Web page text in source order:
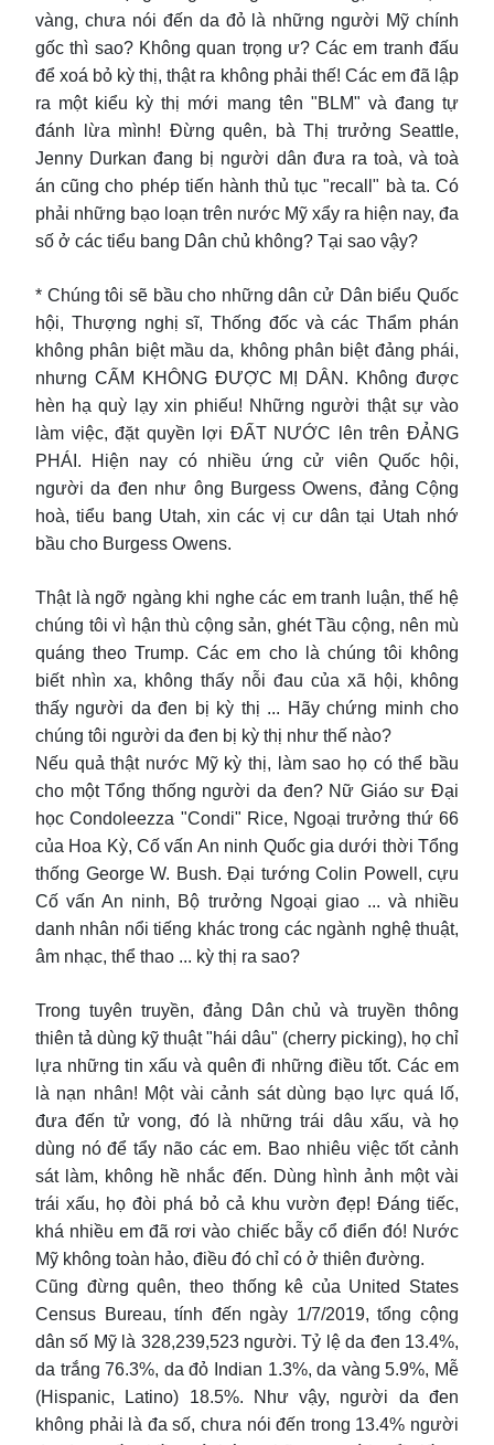
vàng, chưa nói đến da đỏ là những người Mỹ chính
gốc thì sao? Không quan trọng ư? Các em tranh đấu
để xoá bỏ kỳ thị, thật ra không phải thế! Các em đã lập
ra một kiểu kỳ thị mới mang tên "BLM" và đang tự
đánh lừa mình! Đừng quên, bà Thị trưởng Seattle,
Jenny Durkan đang bị người dân đưa ra toà, và toà
án cũng cho phép tiến hành thủ tục "recall" bà ta. Có
phải những bạo loạn trên nước Mỹ xẩy ra hiện nay, đa
số ở các tiểu bang Dân chủ không? Tại sao vậy?
* Chúng tôi sẽ bầu cho những dân cử Dân biểu Quốc
hội, Thượng nghị sĩ, Thống đốc và các Thẩm phán
không phân biệt mầu da, không phân biệt đảng phái,
nhưng CẤM KHÔNG ĐƯỢC MỊ DÂN. Không được
hèn hạ quỳ lạy xin phiếu! Những người thật sự vào
làm việc, đặt quyền lợi ĐẤT NƯỚC lên trên ĐẢNG
PHÁI. Hiện nay có nhiều ứng cử viên Quốc hội,
người da đen như ông Burgess Owens, đảng Cộng
hoà, tiểu bang Utah, xin các vị cư dân tại Utah nhớ
bầu cho Burgess Owens.
Thật là ngỡ ngàng khi nghe các em tranh luận, thế hệ
chúng tôi vì hận thù cộng sản, ghét Tầu cộng, nên mù
quáng theo Trump. Các em cho là chúng tôi không
biết nhìn xa, không thấy nỗi đau của xã hội, không
thấy người da đen bị kỳ thị ... Hãy chứng minh cho
chúng tôi người da đen bị kỳ thị như thế nào?
Nếu quả thật nước Mỹ kỳ thị, làm sao họ có thể bầu
cho một Tổng thống người da đen? Nữ Giáo sư Đại
học Condoleezza "Condi" Rice, Ngoại trưởng thứ 66
của Hoa Kỳ, Cố vấn An ninh Quốc gia dưới thời Tổng
thống George W. Bush. Đại tướng Colin Powell, cựu
Cố vấn An ninh, Bộ trưởng Ngoại giao ... và nhiều
danh nhân nổi tiếng khác trong các ngành nghệ thuật,
âm nhạc, thể thao ... kỳ thị ra sao?
Trong tuyên truyền, đảng Dân chủ và truyền thông
thiên tả dùng kỹ thuật "hái dâu" (cherry picking), họ chỉ
lựa những tin xấu và quên đi những điều tốt. Các em
là nạn nhân! Một vài cảnh sát dùng bạo lực quá lố,
đưa đến tử vong, đó là những trái dâu xấu, và họ
dùng nó để tẩy não các em. Bao nhiêu việc tốt cảnh
sát làm, không hề nhắc đến. Dùng hình ảnh một vài
trái xấu, họ đòi phá bỏ cả khu vườn đẹp! Đáng tiếc,
khá nhiều em đã rơi vào chiếc bẫy cổ điển đó! Nước
Mỹ không toàn hảo, điều đó chỉ có ở thiên đường.
Cũng đừng quên, theo thống kê của United States
Census Bureau, tính đến ngày 1/7/2019, tổng cộng
dân số Mỹ là 328,239,523 người. Tỷ lệ da đen 13.4%,
da trắng 76.3%, da đỏ Indian 1.3%, da vàng 5.9%, Mễ
(Hispanic, Latino) 18.5%. Như vậy, người da đen
không phải là đa số, chưa nói đến trong 13.4% người